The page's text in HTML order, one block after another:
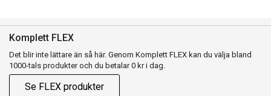
Komplett FLEX
Det blir inte lättare än så här. Genom Komplett FLEX kan du välja bland
1000-tals produkter och du betalar 0 kr i dag.
Se FLEX produkter